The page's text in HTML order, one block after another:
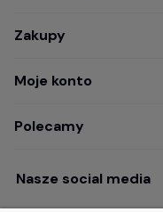
Zakupy
Moje konto
Polecamy
Nasze social media